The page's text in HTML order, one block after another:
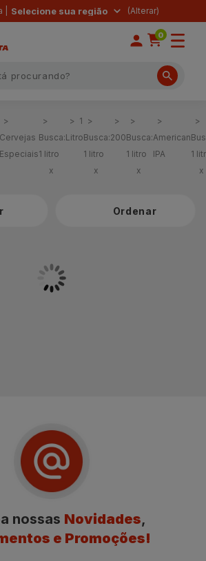
Selecione sua região
0
Cervejas
Especiais
Busca:
1 litro
x
1
LitroBusca:
1 litro
x
200Busca:
1 litro
x
American
IPA
1
x
nossas Novidades,
e Promoções!